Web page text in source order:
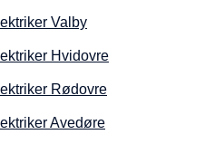
Valby
Hvidovre
Rødovre
Avedøre